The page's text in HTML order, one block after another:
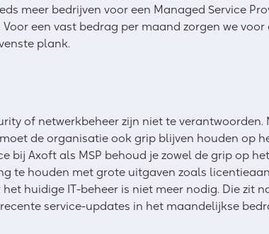
meer bedrijven voor een Managed Service
een vast bedrag per maand zorgen we
plank.
of netwerkbeheer zijn niet te verantwoorden.
de organisatie ook grip blijven houden op
bij Axoft als MSP behoud je zowel de grip op
te houden met grote uitgaven zoals
huidige IT-beheer is niet meer nodig. Die zit
service-updates in het maandelijkse